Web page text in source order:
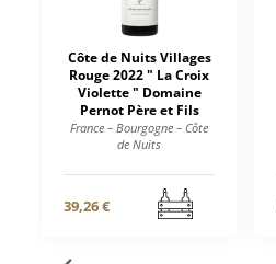
Côte de Nuits Villages
Rouge 2022 " La Croix
Violette " Domaine
Pernot Père et Fils
France – Bourgogne – Côte
de Nuits
39,26 €